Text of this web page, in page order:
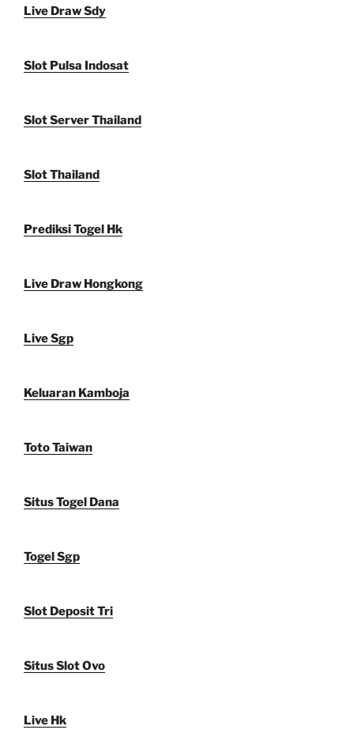
Live Draw Sdy
Slot Pulsa Indosat
Slot Server Thailand
Slot Thailand
Prediksi Togel Hk
Live Draw Hongkong
Live Sgp
Keluaran Kamboja
Toto Taiwan
Situs Togel Dana
Togel Sgp
Slot Deposit Tri
Situs Slot Ovo
Live Hk